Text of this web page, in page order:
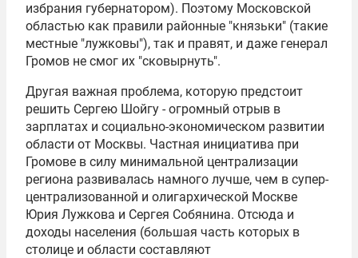
избрания губернатором). Поэтому Московской
областью как правили районные "князьки" (такие
местные "лужковы"), так и правят, и даже генерал
Громов не смог их "сковырнуть".
Другая важная проблема, которую предстоит
решить Сергею Шойгу - огромный отрыв в
зарплатах и социально-экономическом развитии
области от Москвы. Частная инициатива при
Громове в силу минимальной централизации
региона развивалась намного лучше, чем в супер-
централизованной и олигархической Москве
Юрия Лужкова и Сергея Собянина. Отсюда и
доходы населения (большая часть которых в
столице и области составляют